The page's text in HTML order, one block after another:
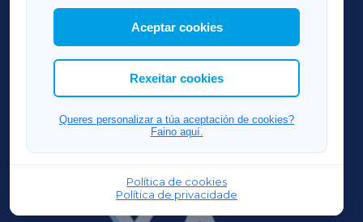
mostrar publicidade de terceiros.
Así mesmo, podes personalizar a elección das
cookies que desexas permitir.
Aceptar cookies
Rexeitar cookies
Queres personalizar a túa aceptación de cookies?
Faino aquí.
Política de cookies
Política de privacidade
RIBEIRASACRAXA
ACORUÑAXA
FERROLXA
OURENSEXA